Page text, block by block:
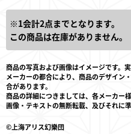
お問い合わせ
※1会計2点までとなります。
この商品は在庫がありません。
商品の写真および画像はイメージです。
メーカーの都合により、商品のデザイン
合があります。
商品の詳細につきましては、各メーカー
画像・テキストの無断転載、及びそれに
©上海アリス幻樂団